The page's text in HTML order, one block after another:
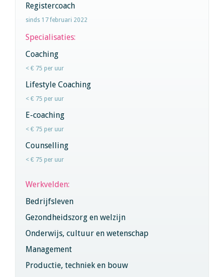
Registercoach
sinds 17 februari 2022
Specialisaties:
Coaching
< € 75 per uur
Lifestyle Coaching
< € 75 per uur
E-coaching
< € 75 per uur
Counselling
< € 75 per uur
Werkvelden:
Bedrijfsleven
Gezondheidszorg en welzijn
Onderwijs, cultuur en wetenschap
Management
Productie, techniek en bouw